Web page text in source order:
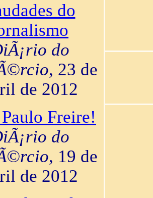
do
do
, 23 de
de 2012
Freire!
do
, 19 de
de 2012